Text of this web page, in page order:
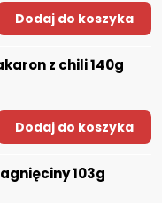
Dodaj do koszyka
z chili 140g
Dodaj do koszyka
103g